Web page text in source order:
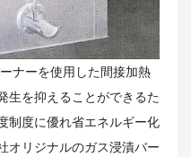
ナーを使用した間接加熱
生を抑えることができるた
制度に優れ省エネルギー化
オリジナルのガス浸漬バー